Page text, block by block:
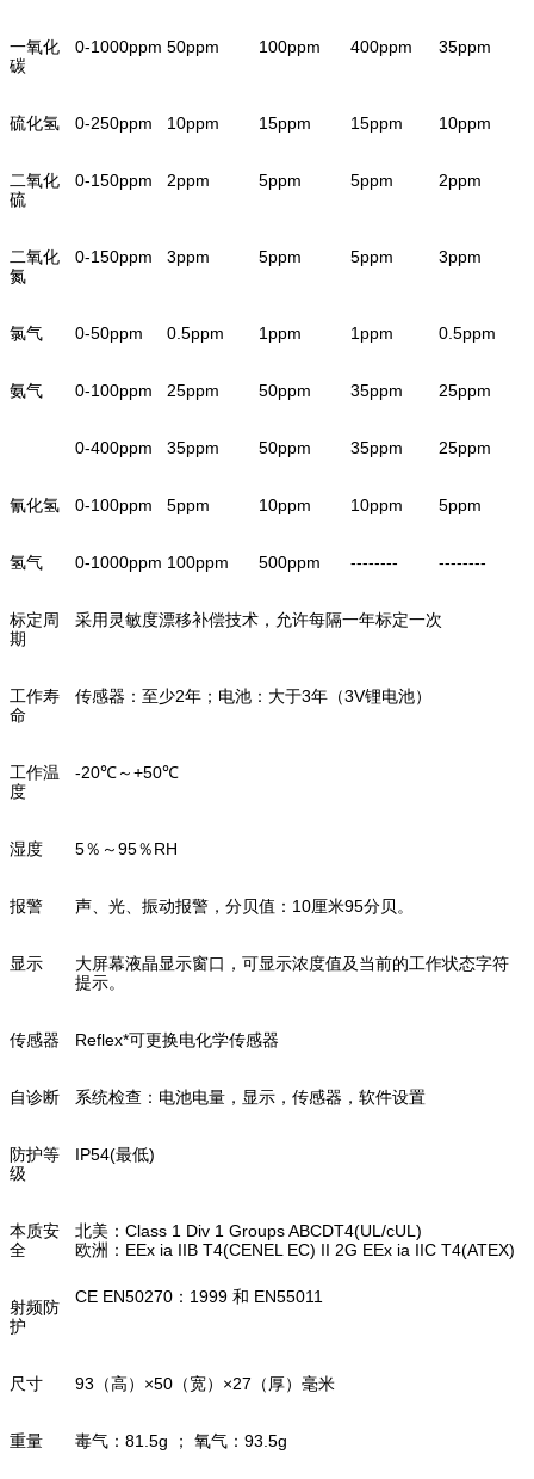
一氧化
碳
0-1000ppm 50ppm 100ppm 400ppm 35ppm
硫化氢 0-250ppm 10ppm 15ppm 15ppm 10ppm
二氧化
硫
0-150ppm 2ppm 5ppm 5ppm 2ppm
二氧化
氮
0-150ppm 3ppm 5ppm 5ppm 3ppm
氯气 0-50ppm 0.5ppm 1ppm 1ppm 0.5ppm
氨气 0-100ppm 25ppm 50ppm 35ppm 25ppm
0-400ppm 35ppm 50ppm 35ppm 25ppm
氰化氢 0-100ppm 5ppm 10ppm 10ppm 5ppm
氢气 0-1000ppm 100ppm 500ppm -------- --------
标定周
期
采用灵敏度漂移补偿技术，允许每隔一年标定一次
工作寿
命
传感器：至少2年；电池：大于3年（3V锂电池）
工作温
度
-20℃～+50℃
湿度 5％～95％RH
报警 声、光、振动报警，分贝值：10厘米95分贝。
显示
大屏幕液晶显示窗口，可显示浓度值及当前的工作状态字符
提示。
传感器 Reflex*可更换电化学传感器
自诊断 系统检查：电池电量，显示，传感器，软件设置
防护等
级
IP54(最低)
本质安
全
北美：Class 1 Div 1 Groups ABCDT4(UL/cUL)
欧洲：EEx ia IIB T4(CENEL EC) II 2G EEx ia IIC T4(ATEX)
射频防
护
CE EN50270：1999 和 EN55011
尺寸 93（高）×50（宽）×27（厚）毫米
重量 毒气：81.5g ； 氧气：93.5g